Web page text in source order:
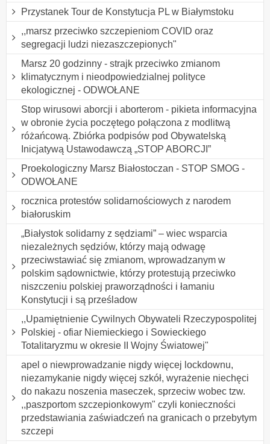
Przystanek Tour de Konstytucja PL w Białymstoku
,,marsz przeciwko szczepieniom COVID oraz
segregacji ludzi niezaszczepionych"
Marsz 20 godzinny - strajk przeciwko zmianom
klimatycznym i nieodpowiedzialnej polityce
ekologicznej - ODWOŁANE
Stop wirusowi aborcji i aborterom - pikieta informacyjna
w obronie życia poczętego połączona z modlitwą
różańcową. Zbiórka podpisów pod Obywatelską
Inicjatywą Ustawodawczą „STOP ABORCJI”
Proekologiczny Marsz Białostoczan - STOP SMOG -
ODWOŁANE
rocznica protestów solidarnościowych z narodem
białoruskim
„Białystok solidarny z sędziami” – wiec wsparcia
niezależnych sędziów, którzy mają odwagę
przeciwstawiać się zmianom, wprowadzanym w
polskim sądownictwie, którzy protestują przeciwko
niszczeniu polskiej praworządności i łamaniu
Konstytucji i są prześladow
,,Upamiętnienie Cywilnych Obywateli Rzeczypospolitej
Polskiej - ofiar Niemieckiego i Sowieckiego
Totalitaryzmu w okresie II Wojny Światowej"
apel o niewprowadzanie nigdy więcej lockdownu,
niezamykanie nigdy więcej szkół, wyrażenie niechęci
do nakazu noszenia maseczek, sprzeciw wobec tzw.
,,paszportom szczepionkowym" czyli konieczności
przedstawiania zaświadczeń na granicach o przebytym
szczepi